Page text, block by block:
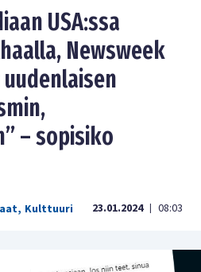
USA:ssa
Newsweek
– sopisiko
, Kulttuuri 23.01.2024 | 08:03